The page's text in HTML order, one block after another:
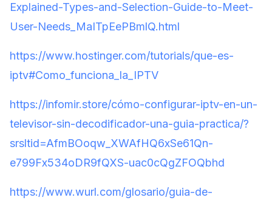
Explained-Types-and-Selection-Guide-to-Meet-
User-Needs_MaITpEePBmlQ.html
https://www.hostinger.com/tutorials/que-es-
iptv#Como_funciona_la_IPTV
https://infomir.store/cómo-configurar-iptv-en-un-
televisor-sin-decodificador-una-guia-practica/?
srsltid=AfmBOoqw_XWAfHQ6xSe61Qn-
e799Fx534oDR9fQXS-uac0cQgZFOQbhd
https://www.wurl.com/glosario/guia-de-